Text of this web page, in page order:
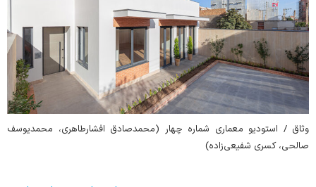
وثاق / استودیو معماری شماره چهار (محمدصادق افشارطاهری، محمدیوسف
صالحی، کسری شفیعی‌زاده)